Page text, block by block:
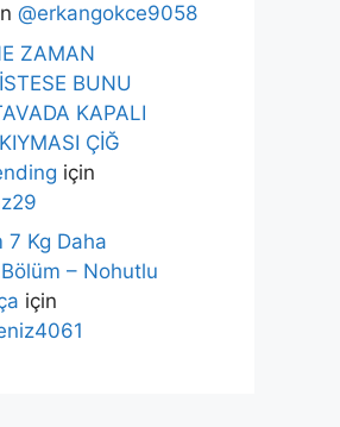
@erkangokce9058
ZAMAN
BUNU
KAPALI
ÇİĞ
için
7 Kg Daha
– Nohutlu
için